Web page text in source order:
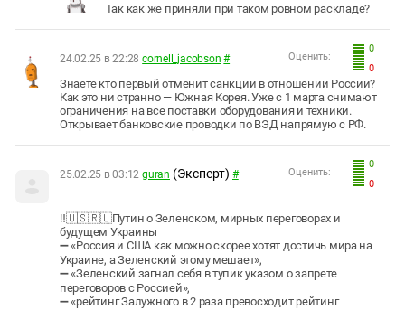
Так как же приняли при таком ровном раскладе?
0
0
Оценить:
24.02.25 в 22:28 cornell_jacobson #
Знаете кто первый отменит санкции в отношении России?
Как это ни странно — Южная Корея. Уже с 1 марта снимают
ограничения на все поставки оборудования и техники.
Открывает банковские проводки по ВЭД напрямую с РФ.
0
0
Оценить:
25.02.25 в 03:12 guran (Эксперт) #
‼️🇺🇸🇷🇺Путин о Зеленском, мирных переговорах и
будущем Украины
➖ «Россия и США как можно скорее хотят достичь мира на
Украине, а Зеленский этому мешает»,
➖ «Зеленский загнал себя в тупик указом о запрете
переговоров с Россией»,
➖ «рейтинг Залужного в 2 раза превосходит рейтинг